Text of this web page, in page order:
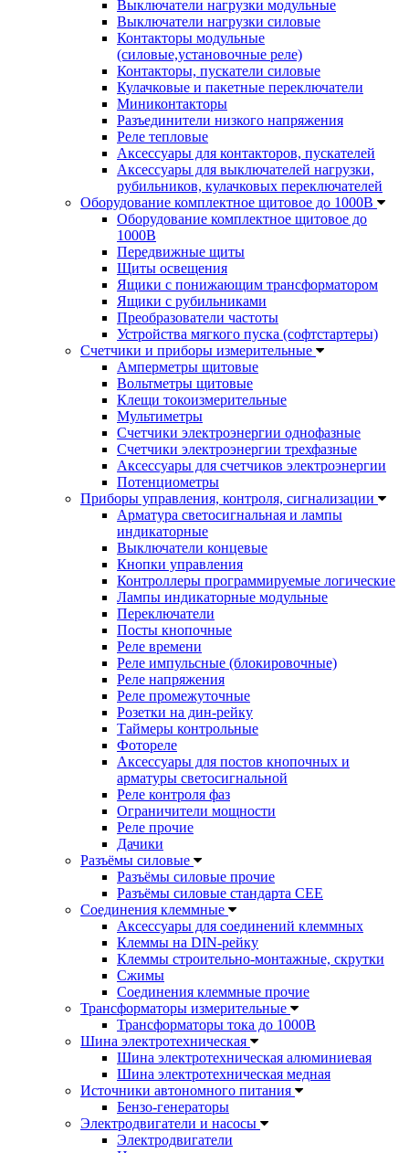
Выключатели нагрузки модульные
Выключатели нагрузки силовые
Контакторы модульные
(силовые,установочные реле)
Контакторы, пускатели силовые
Кулачковые и пакетные переключатели
Миниконтакторы
Разъединители низкого напряжения
Реле тепловые
Аксессуары для контакторов, пускателей
Аксессуары для выключателей нагрузки,
рубильников, кулачковых переключателей
Оборудование комплектное щитовое до 1000В
Оборудование комплектное щитовое до
1000В
Передвижные щиты
Щиты освещения
Ящики с понижающим трансформатором
Ящики с рубильниками
Преобразователи частоты
Устройства мягкого пуска (софтстартеры)
Счетчики и приборы измерительные
Амперметры щитовые
Вольтметры щитовые
Клещи токоизмерительные
Мультиметры
Счетчики электроэнергии однофазные
Счетчики электроэнергии трехфазные
Аксессуары для счетчиков электроэнергии
Потенциометры
Приборы управления, контроля, сигнализации
Арматура светосигнальная и лампы
индикаторные
Выключатели концевые
Кнопки управления
Контроллеры программируемые логические
Лампы индикаторные модульные
Переключатели
Посты кнопочные
Реле времени
Реле импульсные (блокировочные)
Реле напряжения
Реле промежуточные
Розетки на дин-рейку
Таймеры контрольные
Фотореле
Аксессуары для постов кнопочных и
арматуры светосигнальной
Реле контроля фаз
Ограничители мощности
Реле прочие
Дачики
Разъёмы силовые
Разъёмы силовые прочие
Разъёмы силовые стандарта CEE
Соединения клеммные
Аксессуары для соединений клеммных
Клеммы на DIN-рейку
Клеммы строительно-монтажные, скрутки
Сжимы
Соединения клеммные прочие
Трансформаторы измерительные
Трансформаторы тока до 1000В
Шина электротехническая
Шина электротехническая алюминиевая
Шина электротехническая медная
Источники автономного питания
Бензо-генераторы
Электродвигатели и насосы
Электродвигатели